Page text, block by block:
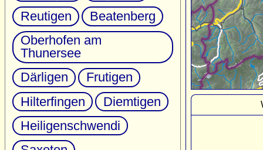
Reutigen
Beatenberg
Oberhofen am
Thunersee
Därligen
Frutigen
Hilterfingen
Diemtigen
Heiligenschwendi